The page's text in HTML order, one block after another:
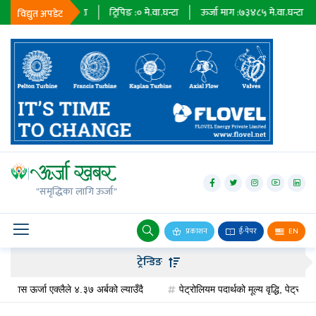
विद्युत अपडेट
मे.वा.घन्टा ट्रिपिङ : मे.वा.घन्टा ऊर्जा माग : ७३४८५मे.वा.घन्टा
"समृद्धिका लागि ऊर्जा"
प्रकाशन ई-पेपर EN
जलविद्युत्
सोलार
वायु
बायोग्यास
पेट्रोलियम
ट्रेन्डिङ
एक्लैले ४.३७ अर्बको ल्याउँदै पेट्रोलियम पदार्थको मूल्य वृद्धि, पेट्रोलमा ३ र